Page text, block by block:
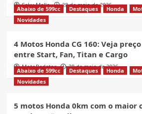
Seku Mello 28 de maio de 2026
Abaixo de 599cc Destaques Honda
Novidades
4 Motos Honda CG 160: Veja
entre Start, Fan, Titan e Cargo
MotoRedator 28 de maio de 2026
Abaixo de 599cc Destaques Honda
Novidades
5 motos Honda 0km com o maior